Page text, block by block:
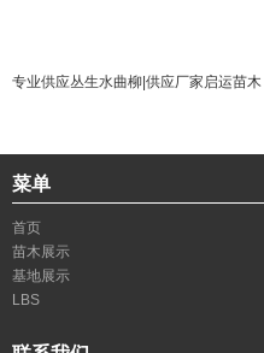
专业供应丛生水曲柳|供应厂家启运苗木
菜单
首页
苗木展示
基地展示
LBS